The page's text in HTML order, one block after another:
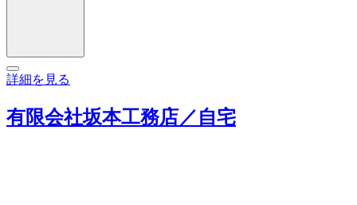
詳細を見る
有限会社坂本工務店／自宅